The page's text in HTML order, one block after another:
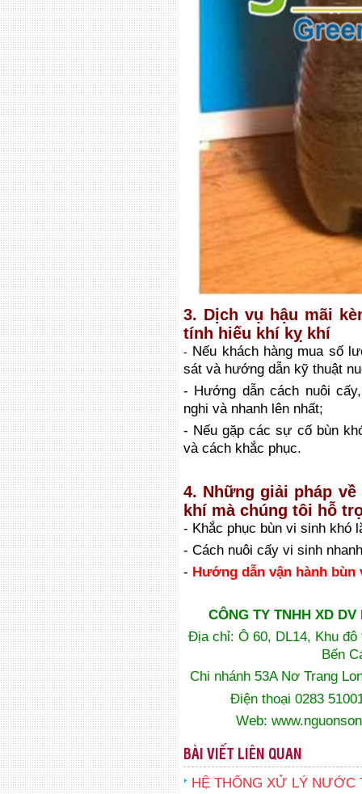
3. Dịch vụ hậu mãi
tính hiếu khí kỵ khí
- Nếu khách hàng mua số
sát vàhướng dẫn kỹ thuật
- Hướng dẫn cách nuôi
nghi và nhanh lên nhất;
- Nếu gặp các sự cố bùn
và cách khắc phục.
4. Những giải pháp
khí mà chúng tôi hỗ
- Khắc phục bùn vi sinh khó
- Cách nuôi cấy vi sinh
- Hướng dẫn vận hành
CÔNG TY TNHH XD
Địa chỉ: Ô 60, DL14, Khu
Bến
Chi nhánh 53A Nơ Trang
Điện thoại 0283
Web:
BÀI VIẾT LIÊN QUAN
HỆ THỐNG XỬ LÝ NƯỚC